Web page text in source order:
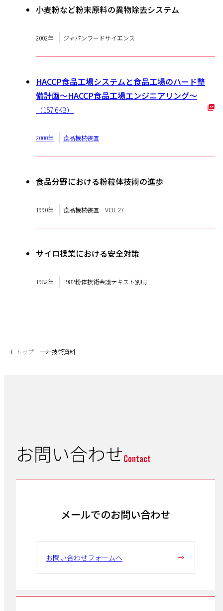
小麦粉など粉末原料の異物除去システム
2002年 ジャパンフードサイエンス
HACCP食品工場システムと食品工場のハード整
備計画〜HACCP食品工場エンジニアリング〜
（157.6KB）
2000年 食品機械装置
食品分野における粉粒体技術の進歩
1990年 食品機械装置 VOL.27
サイロ操業における安全対策
1982年 1982粉体技術会議テキスト別刷
トップ 技術資料
お問い合わせContact
メールでのお問い合わせ
お問い合わせフォームへ